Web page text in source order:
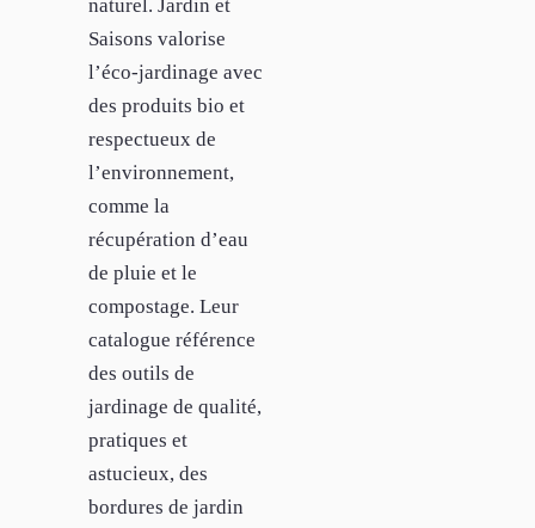
naturel. Jardin et
Saisons valorise
l’éco-jardinage avec
des produits bio et
respectueux de
l’environnement,
comme la
récupération d’eau
de pluie et le
compostage. Leur
catalogue référence
des outils de
jardinage de qualité,
pratiques et
astucieux, des
bordures de jardin